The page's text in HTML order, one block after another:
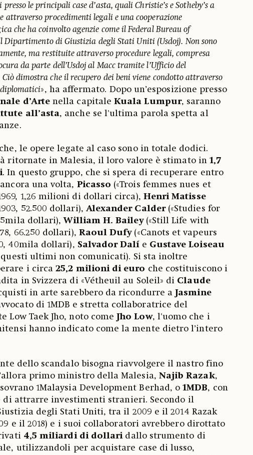
le principali case d’asta, quali Christie’s e Sotheby’s a
attraverso procedimenti legali e una cooperazione
che ha coinvolto agenzie come il Federal Bureau of
Dipartimento di Giustizia degli Stati Uniti (Usdoj). Non sono
ma restituite attraverso procedure legali, compresa
da parte dell’Usdoj al Macc tramite l’Ufficio del
Ciò dimostra che il recupero dei beni viene condotto attraverso
», ha affermato. Dopo un’esposizione presso
d’Artenella capitaleKuala Lumpur, saranno
all’asta, anche se l'ultima parola spetta al
le opere legate al caso sono in totale dodici.
ritornate in Malesia, il loro valore è stimato in1,7
. In questo gruppo, che si spera di recuperare entro
una volta, Picasso («Trois femmes nues et
1,26 milioni di dollari circa), Henri Matisse
52.500 dollari), Alexander Calder(«Studies for
dollari),William H. Bailey(«Still Life with
66.250 dollari), Raoul Dufy(«Canots et vapeurs
40mila dollari), Salvador Dalíe Gustave Loiseau
ultimi non comunicati). Si sta inoltre
i circa25,2 milioni di euro che costituiscono i
in Svizzera di «Vétheuil au Soleil» di Claude
in arte sarebbero da ricondurre aJasmine
di 1MDB e stretta collaboratrice del
Low Taek Jho, noto comeJho Low, l'uomo che i
hanno indicato come la mente dietro l’intero
dello scandalo bisogna riavvolgere il nastro fino
primo ministro della Malesia, Najib Razak,
1Malaysia Development Berhad, o1MDB, con
di attrarre investimenti stranieri. Secondo il
degli Stati Uniti, tra il 2009 e il 2014 Razak
e il 2018) e i suoi collaboratori avrebbero dirottato
4,5 miliardi di dollaridallo strumento di
utilizzandoli per acquistare case di lusso,